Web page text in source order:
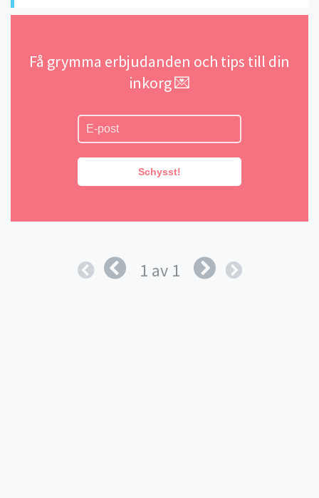
Få grymma erbjudanden och tips till din
inkorg 💌
Schysst!
1 av 1